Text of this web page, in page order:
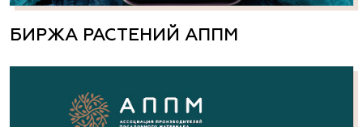
БИРЖА РАСТЕНИЙ АППМ